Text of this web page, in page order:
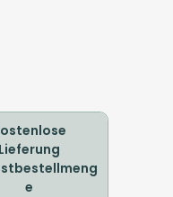
Lieferung
e